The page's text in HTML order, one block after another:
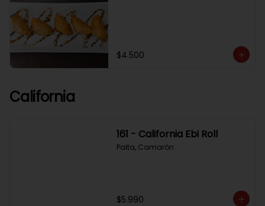
$4.500
California
161 - California Ebi Roll
Palta, Camarón
$5.990